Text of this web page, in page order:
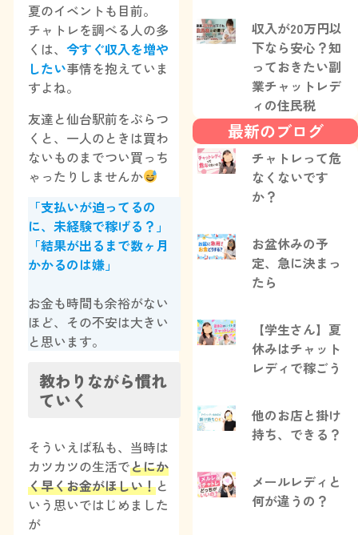
夏のイベントも目前。
チャトレを調べる人の多
くは、 今すぐ収入を増や
したい事情を抱えていま
すよね。
友達と仙台駅前をぶらつ
くと、一人のときは買わ
ないものまでつい買っち
ゃったりしませんか
「支払いが迫ってるの
に、未経験で稼げる？」
「結果が出るまで数ヶ月
かかるのは嫌」
お金も時間も余裕がない
ほど、その不安は大きい
と思います。
教わりながら慣れ
ていく
そういえば私も、当時は
カツカツの生活でとにか
く早くお金がほしい！と
いう思いではじめました
が
収入が20万円以
下なら安心？知
っておきたい副
業チャットレデ
ィの住民税
最新のブログ
チャトレって危
なくないです
か？
お盆休みの予
定、急に決まっ
たら
【学生さん】夏
休みはチャット
レディで稼ごう
他のお店と掛け
持ち、できる？
メールレディと
何が違うの？